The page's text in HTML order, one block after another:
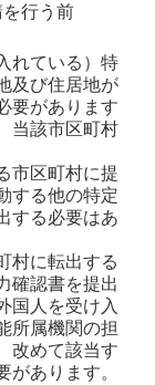
行う前
れている）特
及び住居地が
要があります
当該市区町村
市区町村に提
する他の特定
する必要はあ
村に転出する
確認書を提出
国人を受け入
所属機関の担
改めて該当す
があります。